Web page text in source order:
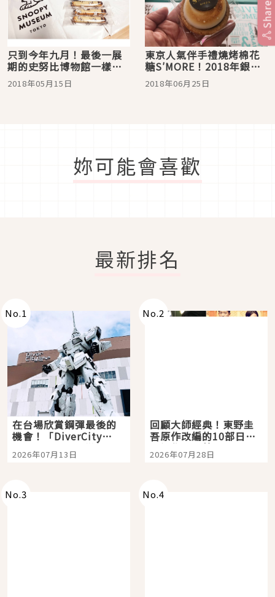
只到今年九月！最後一展
期的史努比博物館一樣非
去不可
2018年05月15日
東京人氣伴手禮燒烤棉花
糖S′MORE！2018年銀座
也買的到
2018年06月25日
妳可能會喜歡
最新排名
No.1
在台場欣賞鋼彈最後的
機會！「DiverCity
Tokyo Plaza」搭船、
購物、美食及夜景，一
2026年07月13日
No.2
回顧大師經典！東野圭
吾原作改編的10部日本
影視作品推薦
2026年07月28日
No.3 No.4
Share